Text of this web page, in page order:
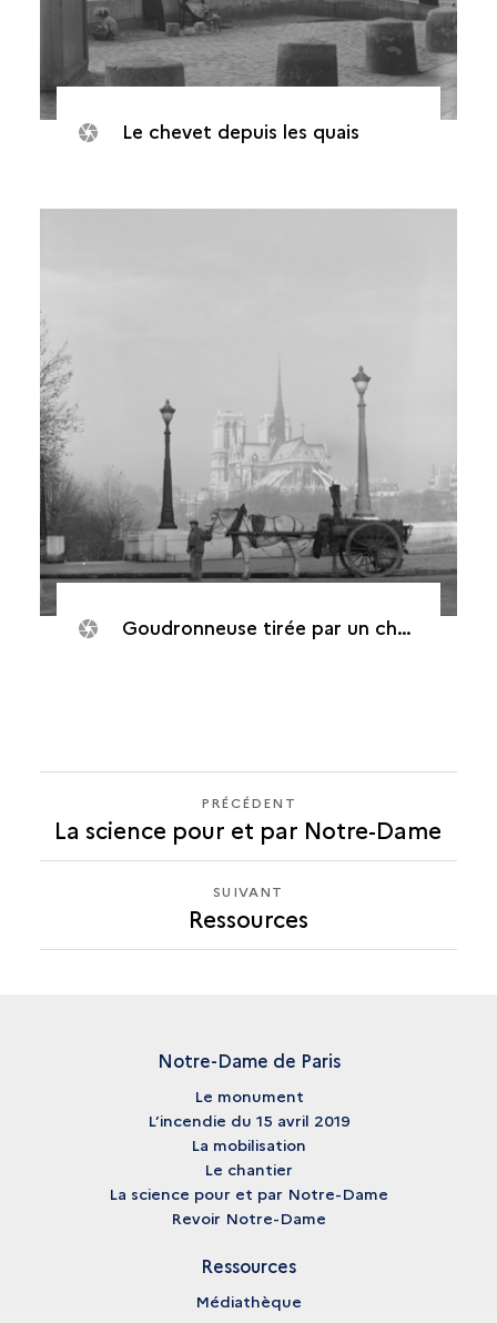
Le chevet depuis les quais
Goudronneuse tirée par un cheval avec Notre-Dame en arrière-plan
PRÉCÉDENT
RESSOURCES
PRÉCÉDENT
La science pour et par Notre-Dame
SUIVANT
RESSOURCES
SUIVANT
Ressources
Notre-Dame de Paris
Le monument
L’incendie du 15 avril 2019
La mobilisation
Le chantier
La science pour et par Notre-Dame
Revoir Notre-Dame
Ressources
Médiathèque